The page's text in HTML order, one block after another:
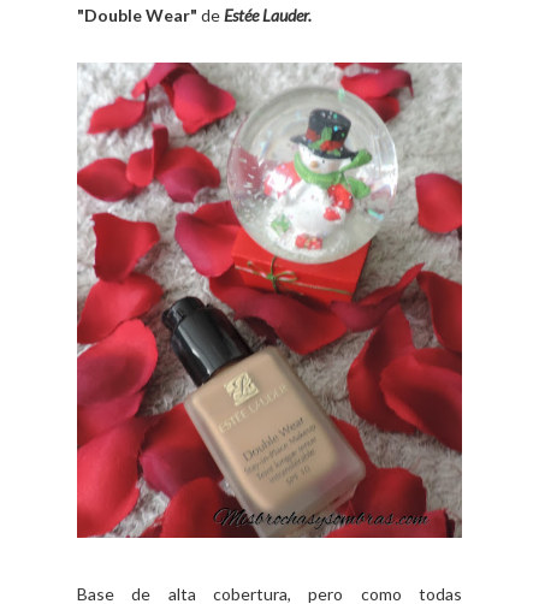
"Double Wear" deEstée Lauder.
Base de alta cobertura, pero como todas